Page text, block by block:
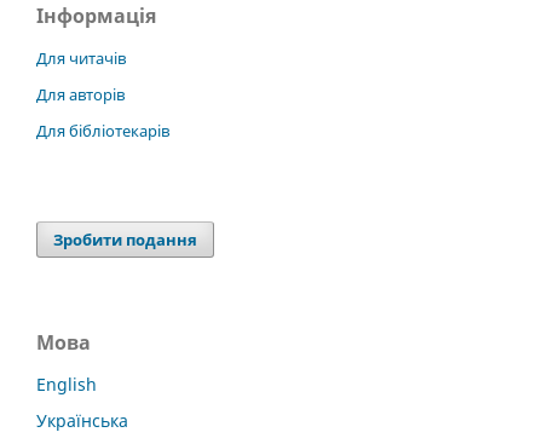
Інформація
Для читачів
Для авторів
Для бібліотекарів
Зробити подання
Мова
English
Українська